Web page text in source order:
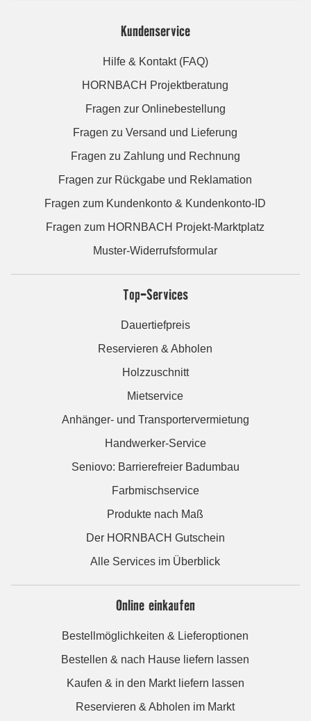
Kundenservice
Hilfe & Kontakt (FAQ)
HORNBACH Projektberatung
Fragen zur Onlinebestellung
Fragen zu Versand und Lieferung
Fragen zu Zahlung und Rechnung
Fragen zur Rückgabe und Reklamation
Fragen zum Kundenkonto & Kundenkonto-ID
Fragen zum HORNBACH Projekt-Marktplatz
Muster-Widerrufsformular
Top-Services
Dauertiefpreis
Reservieren & Abholen
Holzzuschnitt
Mietservice
Anhänger- und Transportervermietung
Handwerker-Service
Seniovo: Barrierefreier Badumbau
Farbmischservice
Produkte nach Maß
Der HORNBACH Gutschein
Alle Services im Überblick
Online einkaufen
Bestellmöglichkeiten & Lieferoptionen
Bestellen & nach Hause liefern lassen
Kaufen & in den Markt liefern lassen
Reservieren & Abholen im Markt